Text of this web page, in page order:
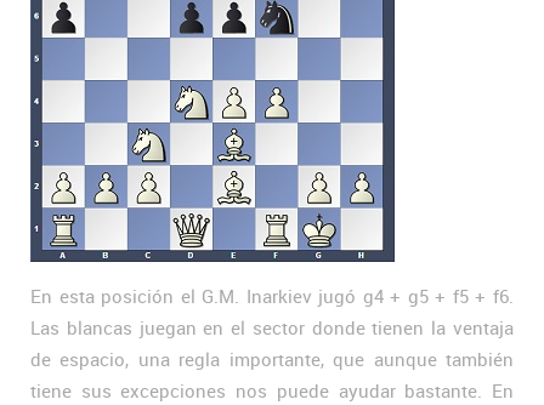
En esta posición el G.M. Inarkiev jugó g4 + g5 + f5 + f6.
Las blancas juegan en el sector donde tienen la ventaja
de espacio, una regla importante, que aunque también
tiene sus excepciones nos puede ayudar bastante. En